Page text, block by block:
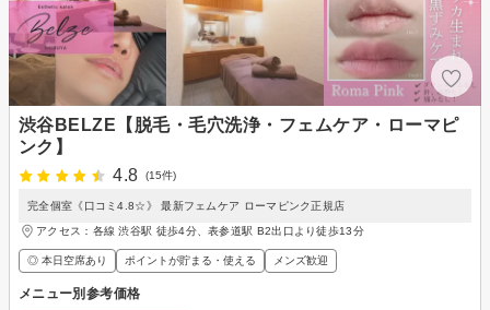
渋谷BELZE【脱毛・毛穴洗浄・フェムケア・ローマピ
ンク】
4.8
(15件)
完全個室《口コミ4.8☆》 最新フェムケア ローマピンク正規店
アクセス：各線 渋谷駅 徒歩4分、表参道駅 B2出口より徒歩13分
◎ 本日空席あり ポイントが貯まる・使える メンズ歓迎
メニュー別参考価格